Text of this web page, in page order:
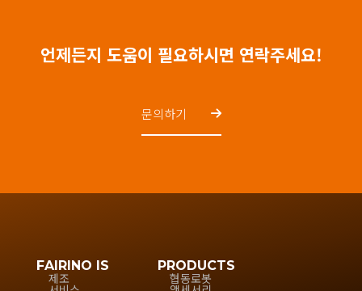
언제든지 도움이 필요하시면 연락주세요!
문의하기
FAIRINO IS
제조
PRODUCTS
협동로봇